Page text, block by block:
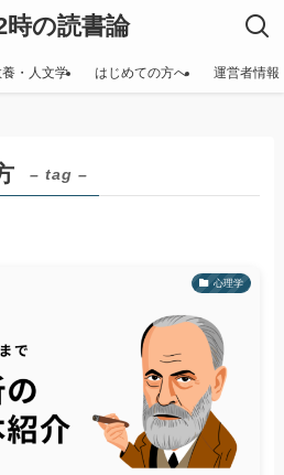
時の読書論
・人文学 はじめての方へ 運営者情報
– tag –
心理学